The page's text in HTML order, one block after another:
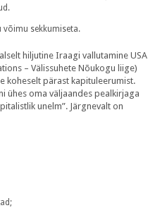
võimu sekkumiseta.
hiljutine Iraagi vallutamine USA
– Välissuhete Nõukogu liige)
koheselt pärast kapituleerumist.
ühes oma väljaandes pealkirjaga
unelm”. Järgnevalt on